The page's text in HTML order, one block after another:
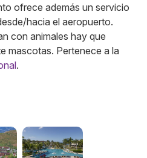
ofrece además un servicio
hacia el aeropuerto.
con animales hay que
mascotas. Pertenece a la
.